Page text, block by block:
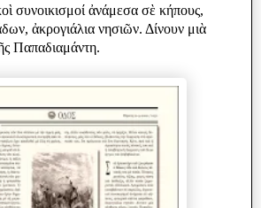
συνοικισμοί ἀνάμεσα σὲ κήπους,
ἀκρογιάλια νησιῶν. Δίνουν μιὰ
Παπαδιαμάντη.